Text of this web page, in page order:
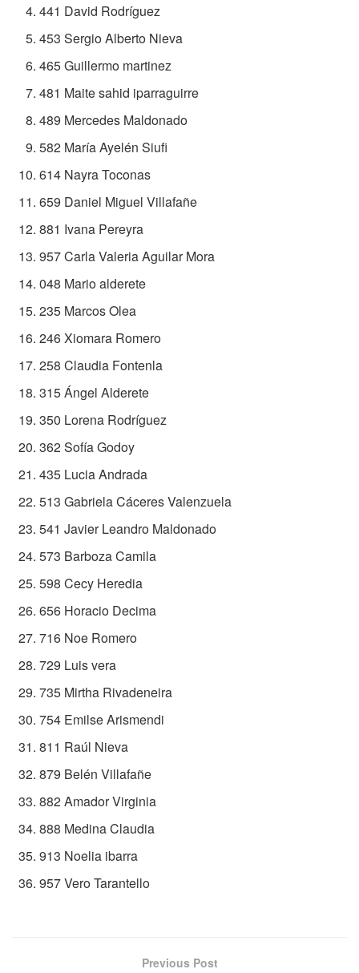
441 David Rodríguez
453 Sergio Alberto Nieva
465 Guillermo martinez
481 Maite sahid iparraguirre
489 Mercedes Maldonado
582 María Ayelén Siufi
614 Nayra Toconas
659 Daniel Miguel Villafañe
881 Ivana Pereyra
957 Carla Valeria Aguilar Mora
048 Mario alderete
235 Marcos Olea
246 Xiomara Romero
258 Claudia Fontenla
315 Ángel Alderete
350 Lorena Rodríguez
362 Sofía Godoy
435 Lucia Andrada
513 Gabriela Cáceres Valenzuela
541 Javier Leandro Maldonado
573 Barboza Camila
598 Cecy Heredia
656 Horacio Decima
716 Noe Romero
729 Luis vera
735 Mirtha Rivadeneira
754 Emilse Arismendi
811 Raúl Nieva
879 Belén Villafañe
882 Amador Virginia
888 Medina Claudia
913 Noelia ibarra
957 Vero Tarantello
Previous Post